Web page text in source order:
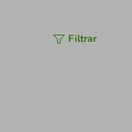
Filtrar